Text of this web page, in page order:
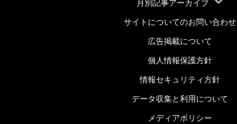
月別記事アーカイブ
サイトについてのお問い合わせ
広告掲載について
個人情報保護方針
情報セキュリティ方針
データ収集と利用について
メディアポリシー